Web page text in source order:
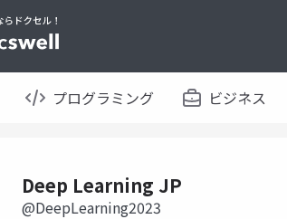
プログラミング ビジネス
Deep Learning JP
@DeepLearning2023